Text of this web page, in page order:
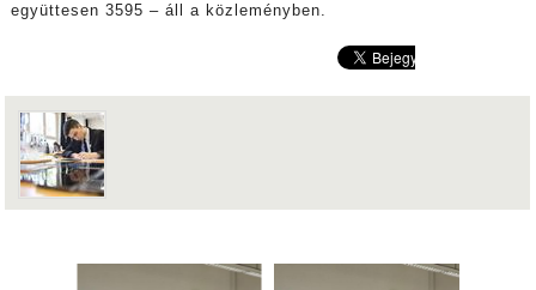
együttesen 3595 – áll a közleményben.